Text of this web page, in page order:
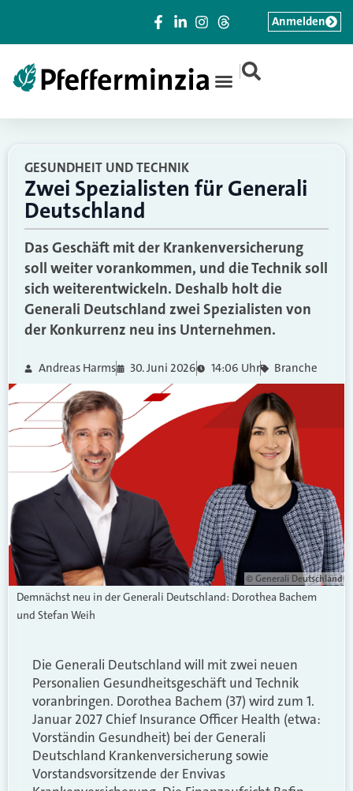
|
Anmelden
GESUNDHEIT UND TECHNIK
Zwei Spezialisten für Generali
Deutschland
Das Geschäft mit der Krankenversicherung
soll weiter vorankommen, und die Technik soll
sich weiterentwickeln. Deshalb holt die
Generali Deutschland zwei Spezialisten von
der Konkurrenz neu ins Unternehmen.
Andreas Harms 30. Juni 2026 14:06 Uhr Branche
© Generali Deutschland
Demnächst neu in der Generali Deutschland: Dorothea Bachem
und Stefan Weih
Die Generali Deutschland will mit zwei neuen
Personalien Gesundheitsgeschäft und Technik
voranbringen. Dorothea Bachem (37) wird zum 1.
Januar 2027 Chief Insurance Officer Health (etwa:
Vorständin Gesundheit) bei der Generali
Deutschland Krankenversicherung sowie
Vorstandsvorsitzende der Envivas